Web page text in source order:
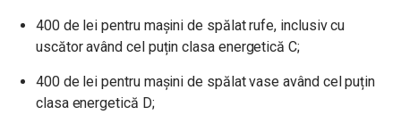
400 de lei pentru mașini de spălat rufe, inclusiv cu
uscător având cel puțin clasa energetică C;
400 de lei pentru mașini de spălat vase având cel puțin
clasa energetică D;